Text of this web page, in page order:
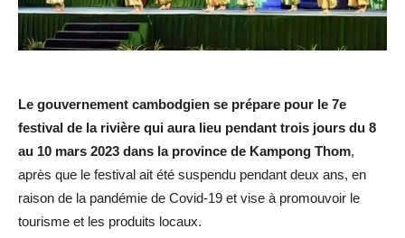
Le gouvernement cambodgien se prépare pour le 7e
festival de la rivière qui aura lieu pendant trois jours du 8
au 10 mars 2023 dans la province de Kampong Thom,
après que le festival ait été suspendu pendant deux ans, en
raison de la pandémie de Covid-19 et vise à promouvoir le
tourisme et les produits locaux.